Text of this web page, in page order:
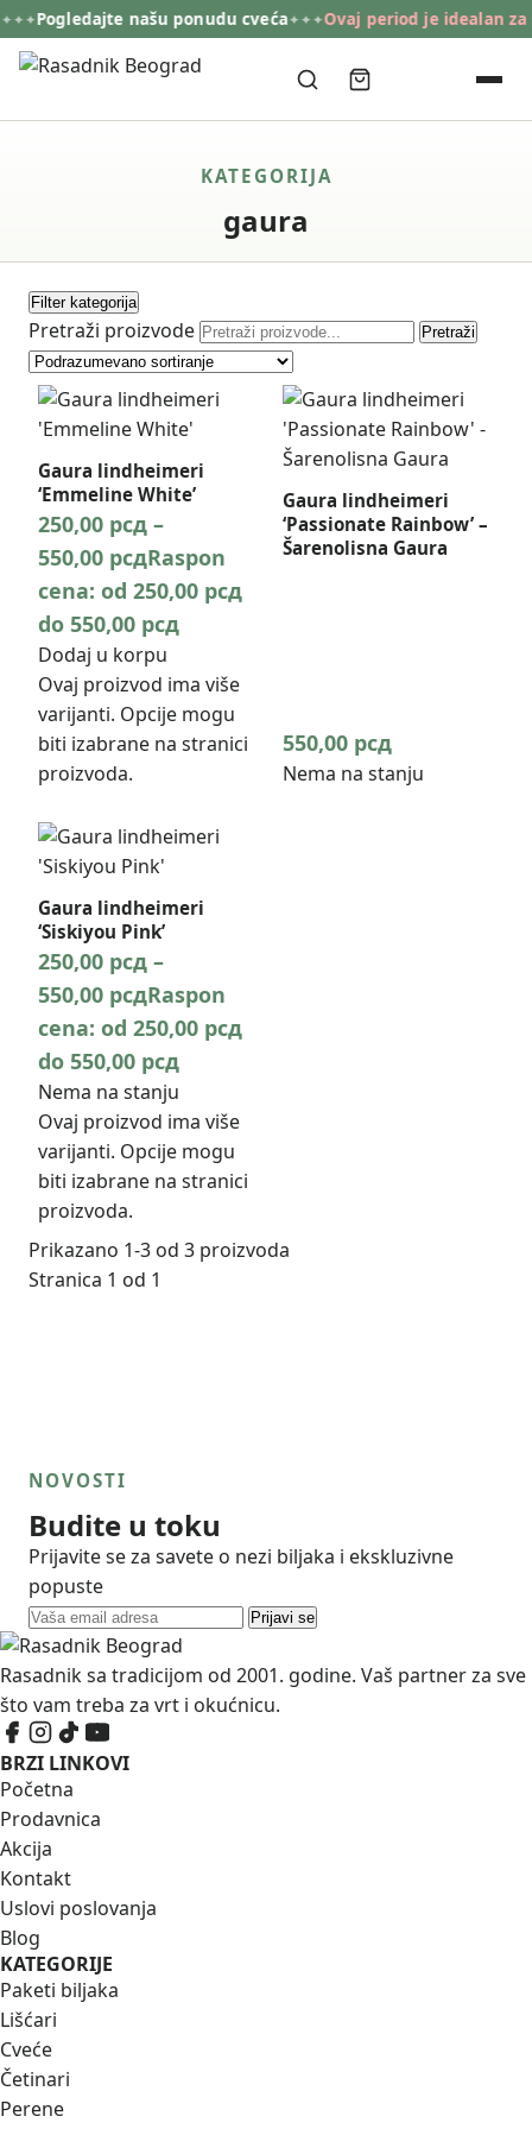
Pogledajte našu ponudu cveća✦✦✦Ovaj period je idealan za
KATEGORIJA
gaura
Filter kategorija
Pretraži proizvode Pretraži
Gaura lindheimeri
‘Emmeline White’
250,00 рсд –
550,00 рсдRaspon
cena: od 250,00 рсд
do 550,00 рсд
Dodaj u korpu
Ovaj proizvod ima više
varijanti. Opcije mogu
biti izabrane na stranici
proizvoda.
Gaura lindheimeri
‘Passionate Rainbow’ –
Šarenolisna Gaura
550,00 рсд
Nema na stanju
Gaura lindheimeri
‘Siskiyou Pink’
250,00 рсд –
550,00 рсдRaspon
cena: od 250,00 рсд
do 550,00 рсд
Nema na stanju
Ovaj proizvod ima više
varijanti. Opcije mogu
biti izabrane na stranici
proizvoda.
Prikazano 1-3 od 3 proizvoda
Stranica 1 od 1
NOVOSTI
Budite u toku
Prijavite se za savete o nezi biljaka i ekskluzivne
popuste
Prijavi se
Rasadnik sa tradicijom od 2001. godine. Vaš partner za sve
što vam treba za vrt i okućnicu.
BRZI LINKOVI
Početna
Prodavnica
Akcija
Kontakt
Uslovi poslovanja
Blog
KATEGORIJE
Paketi biljaka
Lišćari
Cveće
Četinari
Perene